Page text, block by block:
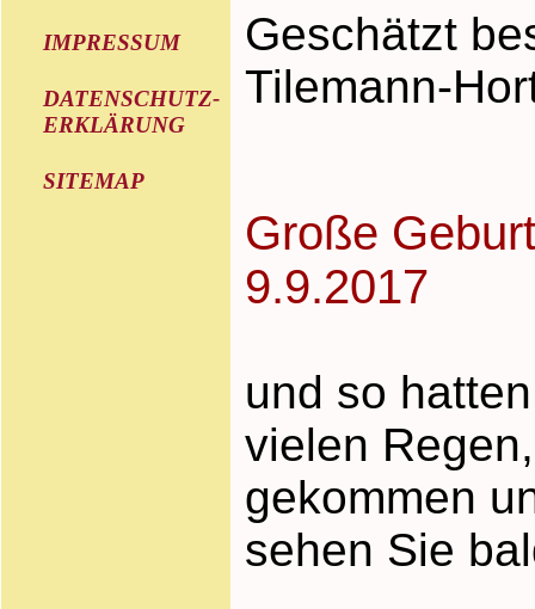
IMPRESSUM
DATENSCHUTZ-
ERKLÄRUNG
SITEMAP
Geschätzt
Tilemann-
Große
9.9.2017
und so
vielen
gekommen
sehen Sie